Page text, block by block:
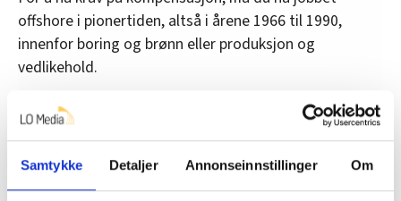
Samtykke Detaljer Annonseinnstillinger Om
offshore i pionertiden, altså i årene 1966 til 1990,
innenfor boring og brønn eller produksjon og
vedlikehold.
Og du må fått varig skade eller sykdom med mulig
sammenheng med eksponering for boreslam,
Også etterlatte kan få kompensasjon dersom det